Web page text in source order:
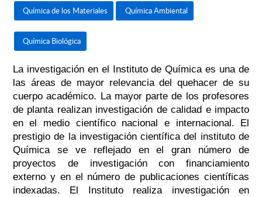
Química de los Materiales Química Ambiental
Química Biológica
La investigación en el Instituto de Química es una de
las áreas de mayor relevancia del quehacer de su
cuerpo académico. La mayor parte de los profesores
de planta realizan investigación de calidad e impacto
en el medio científico nacional e internacional. El
prestigio de la investigación científica del instituto de
Química se ve reflejado en el gran número de
proyectos de investigación con financiamiento
externo y en el número de publicaciones científicas
indexadas. El Instituto realiza investigación en